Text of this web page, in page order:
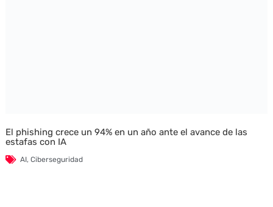
El phishing crece un 94% en un año ante el avance de las
estafas con IA
AI, Ciberseguridad